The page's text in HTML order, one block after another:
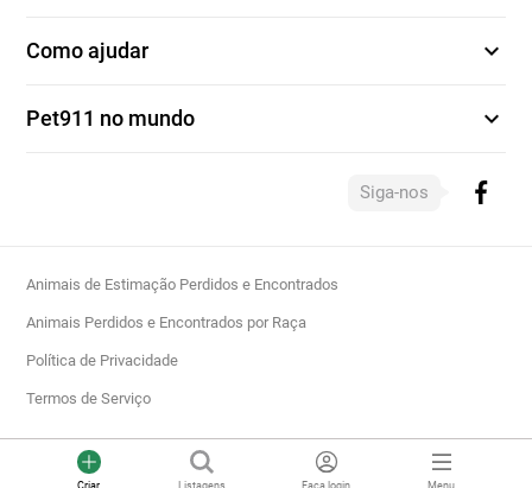
Criar Listagens Faça login Menu
Como ajudar expand_more
Pet911 no mundo expand_more
Siga-nos
Animais de Estimação Perdidos e Encontrados
Animais Perdidos e Encontrados por Raça
Política de Privacidade
Termos de Serviço